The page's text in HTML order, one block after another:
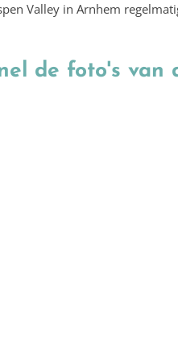
Valley in Arnhem
de foto's van